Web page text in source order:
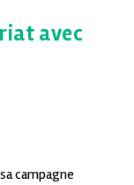
avec
campagne